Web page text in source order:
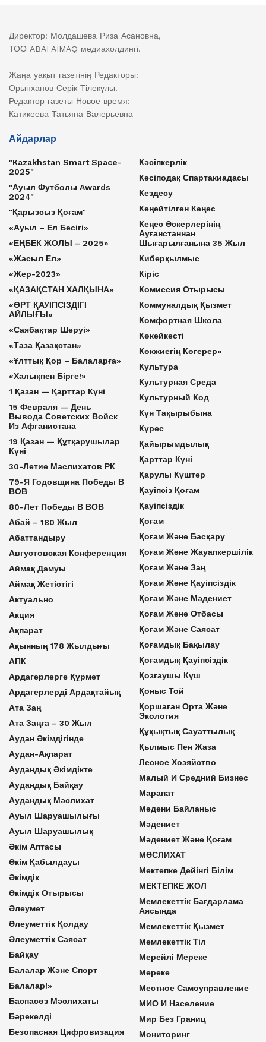
Директор: Молдашева Риза Асановна,
ТОО ABAI AIMAQ медиахолдингі.
Жаңа уақыт газетінің Редакторы:
Орынханов Серік Тілекұлы.
Редактор газеты Новое время:
Катикеева Татьяна Валерьевна
Айдарлар
"Kazakhstan Smart Space-
2025"
"Ауыл Футболы Awards
2024"
"Қарызсыз Қоғам"
«Ауыл – Ел Бесігі»
«ЕҢБЕК ЖОЛЫ – 2025»
«Жасыл Ел»
«Жер-2023»
«ҚАЗАҚСТАН ХАЛҚЫНА»
«ӨРТ ҚАУІПСІЗДІГІ
АЙЛЫҒЫ»
«Саябақтар Шеруі»
«Таза Қазақстан»
«Ұлттық Қор – Балаларға»
«Халықпен Бірге!»
1 Қазан — Қарттар Күні
15 Февраля — День
Вывода Советских Войск
Из Афганистана
19 Қазан — Құтқарушылар
Күні
30-Летие Маслихатов РК
79-Я Годовщина Победы В
ВОВ
80-Лет Победы В ВОВ
Абай – 180 Жыл
Абаттандыру
Августовская Конференция
Аймақ Дамуы
Аймақ Жетістігі
Актуально
Акция
Ақпарат
Ақынның 178 Жылдығы
АПК
Ардагерлерге Құрмет
Ардагерлерді Ардақтайық
Ата Заң
Ата Заңға – 30 Жыл
Аудан Әкімдігінде
Аудан-Ақпарат
Аудандық Әкімдікте
Аудандық Байқау
Аудандық Мәслихат
Ауыл Шаруашылығы
Ауыл Шаруашылық
Әкім Аптасы
Әкім Қабылдауы
Әкімдік
Әкімдік Отырысы
Әлеумет
Әлеуметтік Қолдау
Әлеуметтік Саясат
Байқау
Балалар Және Спорт
Балалар!»
Баспасөз Мәслихаты
Бәрекелді
Безопасная Цифровизация
Кәсіпкерлік
Кәсіподақ Спартакиадасы
Кездесу
Кеңейтілген Кеңес
Кеңес Әскерлерінің
Ауғанстаннан
Шығарылғанына 35 Жыл
Киберқылмыс
Кіріс
Комиссия Отырысы
Коммуналдық Қызмет
Комфортная Школа
Көкейкесті
Көкжиегің Көгерер»
Культура
Культурная Среда
Культурный Код
Күн Тақырыбына
Күрес
Қайырымдылық
Қарттар Күні
Қарулы Күштер
Қауіпсіз Қоғам
Қауіпсіздік
Қоғам
Қоғам Және Басқару
Қоғам Және Жауапкершілік
Қоғам Және Заң
Қоғам Және Қауіпсіздік
Қоғам Және Мәдениет
Қоғам Және Отбасы
Қоғам Және Саясат
Қоғамдық Бақылау
Қоғамдық Қауіпсіздік
Қозғаушы Күш
Қоныс Той
Қоршаған Орта Және
Экология
Құқықтық Сауаттылық
Қылмыс Пен Жаза
Лесное Хозяйство
Малый И Средний Бизнес
Марапат
Мәдени Байланыс
Мәдениет
Мәдениет Және Қоғам
МӘСЛИХАТ
Мектепке Дейінгі Білім
МЕКТЕПКЕ ЖОЛ
Мемлекеттік Бағдарлама
Аясында
Мемлекеттік Қызмет
Мемлекеттік Тіл
Мерейлі Мереке
Мереке
Местное Самоуправление
МИО И Население
Мир Без Границ
Мониторинг